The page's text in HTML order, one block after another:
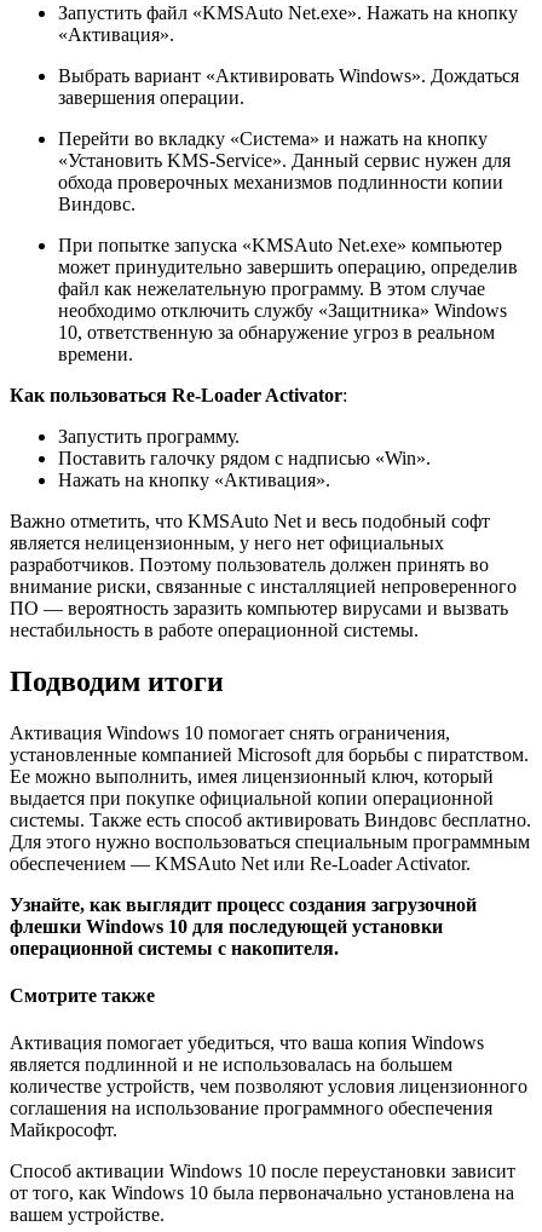
Запустить файл «KMSAuto Net.exe». Нажать на кнопку
«Активация».
Выбрать вариант «Активировать Windows». Дождаться
завершения операции.
Перейти во вкладку «Система» и нажать на кнопку
«Установить KMS-Service». Данный сервис нужен для
обхода проверочных механизмов подлинности копии
Виндовс.
При попытке запуска «KMSAuto Net.exe» компьютер
может принудительно завершить операцию, определив
файл как нежелательную программу. В этом случае
необходимо отключить службу «Защитника» Windows
10, ответственную за обнаружение угроз в реальном
времени.
Как пользоваться Re-Loader Activator:
Запустить программу.
Поставить галочку рядом с надписью «Win».
Нажать на кнопку «Активация».
Важно отметить, что KMSAuto Net и весь подобный софт
является нелицензионным, у него нет официальных
разработчиков. Поэтому пользователь должен принять во
внимание риски, связанные с инсталляцией непроверенного
ПО — вероятность заразить компьютер вирусами и вызвать
нестабильность в работе операционной системы.
Подводим итоги
Активация Windows 10 помогает снять ограничения,
установленные компанией Microsoft для борьбы с пиратством.
Ее можно выполнить, имея лицензионный ключ, который
выдается при покупке официальной копии операционной
системы. Также есть способ активировать Виндовс бесплатно.
Для этого нужно воспользоваться специальным программным
обеспечением — KMSAuto Net или Re-Loader Activator.
Узнайте, как выглядит процесс создания загрузочной
флешки Windows 10 для последующей установки
операционной системы с накопителя.
Смотрите также
Активация помогает убедиться, что ваша копия Windows
является подлинной и не использовалась на большем
количестве устройств, чем позволяют условия лицензионного
соглашения на использование программного обеспечения
Майкрософт.
Способ активации Windows 10 после переустановки зависит
от того, как Windows 10 была первоначально установлена на
вашем устройстве.